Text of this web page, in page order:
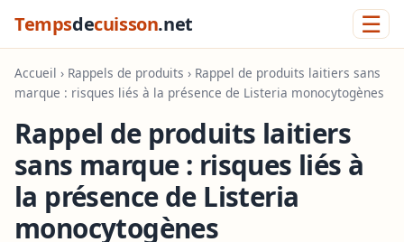
Tempsdecuisson.net ☰
Accueil › Rappels de produits › Rappel de produits laitiers sans
marque : risques liés à la présence de Listeria monocytogènes
Rappel de produits laitiers
sans marque : risques liés à
la présence de Listeria
monocytogènes